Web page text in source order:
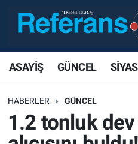
ASAYİŞ GÜNCEL
HABERLER GÜNCEL
1.2 tonluk